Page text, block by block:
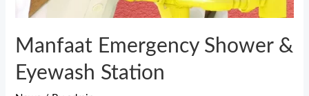
Manfaat Emergency Shower &
Eyewash Station